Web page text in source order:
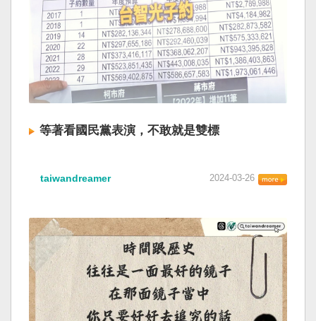
等著看國民黨表演，不敢就是雙標
taiwandreamer 2024-03-26